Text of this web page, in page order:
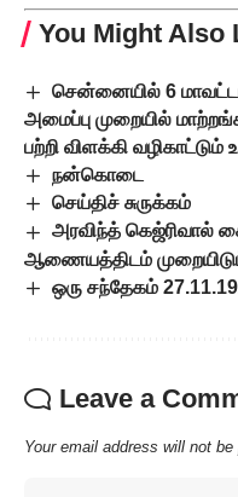
You Might Also
சென்னையில் 6
அமைப்பு முறையில்
பற்றி விளக்கி
நன்கொடை
செய்திச் சுருக்கம்
அரவிந்த் கெஜ்ரிவால்
ஆணையத்திடம்
ஒரு சந்தேகம்
Leave a
Your email address will not be